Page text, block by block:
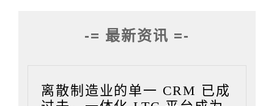
-= 最新资讯 =-
离散制造业的单一 CRM 已成